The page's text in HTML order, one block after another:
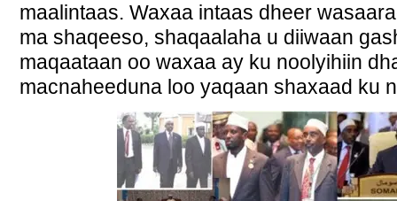
maalintaas. Waxaa intaas dheer
ma shaqeeso, shaqaalaha u diiwaan
maqaataan oo waxaa ay ku noolyihiin
macnaheeduna loo yaqaan shaxaad ku